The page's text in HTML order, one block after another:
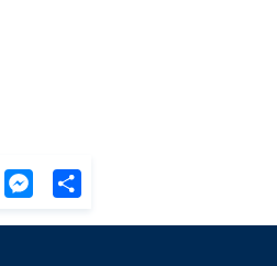
Messenger